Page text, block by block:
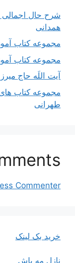
شرح حال اجمالی
همدانی
مجموعه کتاب
مجموعه کتاب
آیت اللَه حاج
مجموعه کتاب
طهرانی
Commenter
خرید بک لینک
نازل مه پاش